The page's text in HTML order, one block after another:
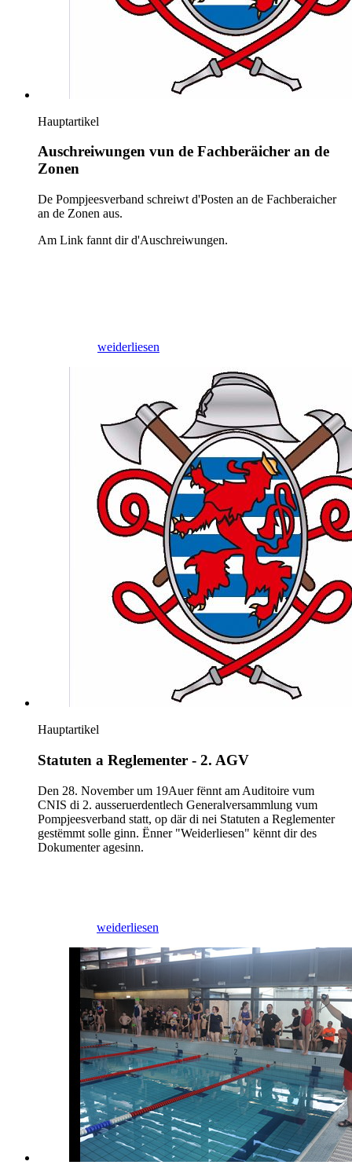
Hauptartikel
Auschreiwungen vun de Fachberäicher an de
Zonen
De Pompjeesverband schreiwt d'Posten an de Fachberaicher
an de Zonen aus.
Am Link fannt dir d'Auschreiwungen.
weiderliesen
Hauptartikel
Statuten a Reglementer - 2. AGV
Den 28. November um 19Auer fënnt am Auditoire vum
CNIS di 2. ausseruerdentlech Generalversammlung vum
Pompjeesverband statt, op där di nei Statuten a Reglementer
gestëmmt solle ginn. Ënner "Weiderliesen" kënnt dir des
Dokumenter agesinn.
weiderliesen